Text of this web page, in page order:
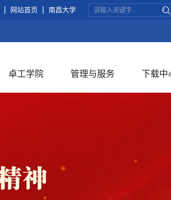
网站首页 南昌大学
卓工学院 管理与服务 下载中